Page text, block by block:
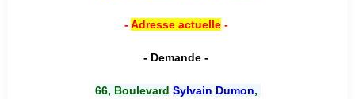
-Adresse actuelle-
- Demande -
66, Boulevard Sylvain Dumon,